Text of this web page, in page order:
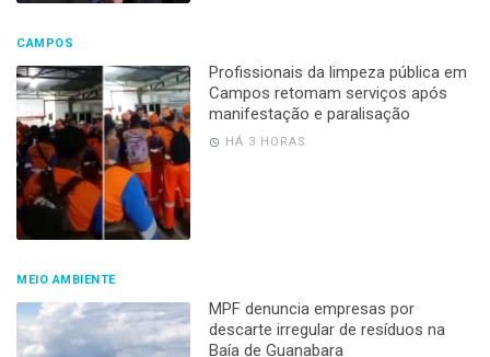
CAMPOS
Profissionais da limpeza pública em
Campos retomam serviços após
manifestação e paralisação
HÁ 3 HORAS
MEIO AMBIENTE
MPF denuncia empresas por
descarte irregular de resíduos na
Baía de Guanabara